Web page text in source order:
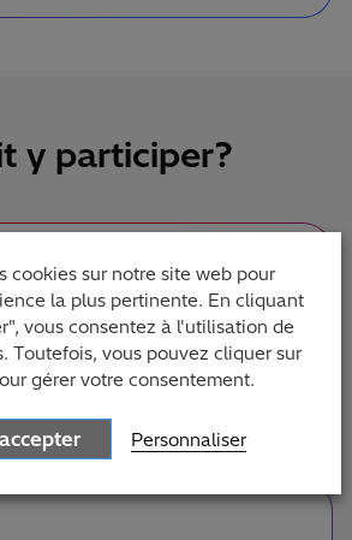
y participer?
la transformation
cookies sur notre site web pour
la plus pertinente. En cliquant
vous consentez à l'utilisation de
Toutefois, vous pouvez cliquer sur
gérer votre consentement.
Personnaliser